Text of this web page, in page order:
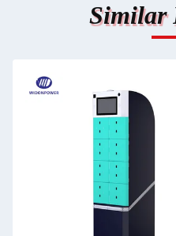
Similar